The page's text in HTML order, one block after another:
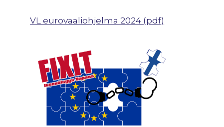
VL eurovaaliohjelma 2024 (pdf)